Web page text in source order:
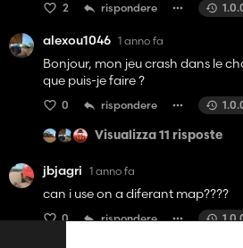
2 rispondere
alexou1046 1 anno fa
Bonjour, mon jeu crash dans le
que puis-je faire ?
0 rispondere
Visualizza 11 risposte
jbjagri 1 anno fa
can i use on a diferant map????
0 rispondere